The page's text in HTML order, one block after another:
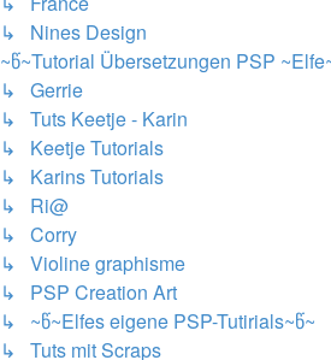
↳ Nines Design
~წ~Tutorial Übersetzungen PSP
↳ Gerrie
↳ Tuts Keetje - Karin
↳ Keetje Tutorials
↳ Karins Tutorials
↳ Ri@
↳ Corry
↳ Violine graphisme
↳ PSP Creation Art
↳ ~წ~Elfes eigene PSP-Tutirials~წ~
↳ Tuts mit Scraps